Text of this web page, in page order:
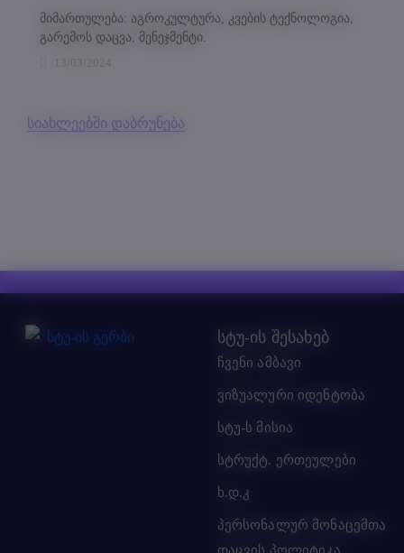
მიმართულება: აგროკულტურა, კვების ტექნოლოგია,
გარემოს დაცვა, მენეჯმენტი.
სიახლეებში დაბრუნება
სტუ-ის შესახებ
ჩვენი ამბავი
ვიზუალური იდენტობა
სტუ-ს მისია
სტრუქტ. ერთეულები
ხ.დ.კ
პერსონალურ მონაცემთა
Cookie პოლიტიკა
პერსონალურ მონაცემთა დაცვის პოლიტიკა